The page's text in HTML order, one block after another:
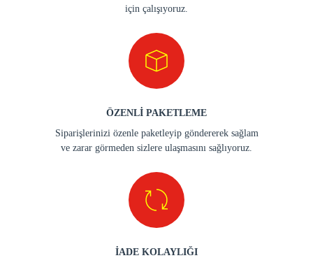
için çalışıyoruz.
ÖZENLİ PAKETLEME
Siparişlerinizi özenle paketleyip göndererek sağlam
ve zarar görmeden sizlere ulaşmasını sağlıyoruz.
İADE KOLAYLIĞI